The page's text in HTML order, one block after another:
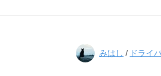
みはし / ドライ